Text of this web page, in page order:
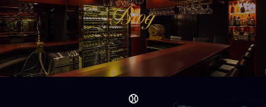
⚾️